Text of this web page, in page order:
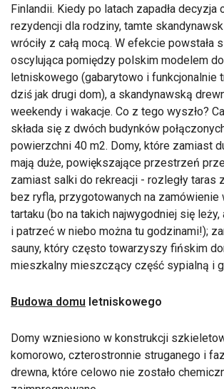
Finlandii. Kiedy po latach zapadła decyzja
rezydencji dla rodziny, tamte
wróciły z całą mocą. W efekcie powstała
oscylująca pomiędzy polskim modelem
letniskowego (gabarytowo i funkcjonalnie
dziś jak drugi dom), a skandynawską
weekendy i wakacje. Co z tego wyszło?
składa się z dwóch budynków
powierzchni 40 m2. Domy, które zamiast
mają duże, powiększające przestrzeń
zamiast salki do rekreacji - rozległy taras
bez ryfla, przygotowanych na
tartaku (bo na takich najwygodniej się
i patrzeć w niebo można tu godzinami!);
sauny, który często towarzyszy fińskim
mieszkalny mieszczący część sypialną i
Budowa domu letniskowego
Domy wzniesiono w konstrukcji
komorowo, czterostronnie struganego i
drewna, które celowo nie zostało